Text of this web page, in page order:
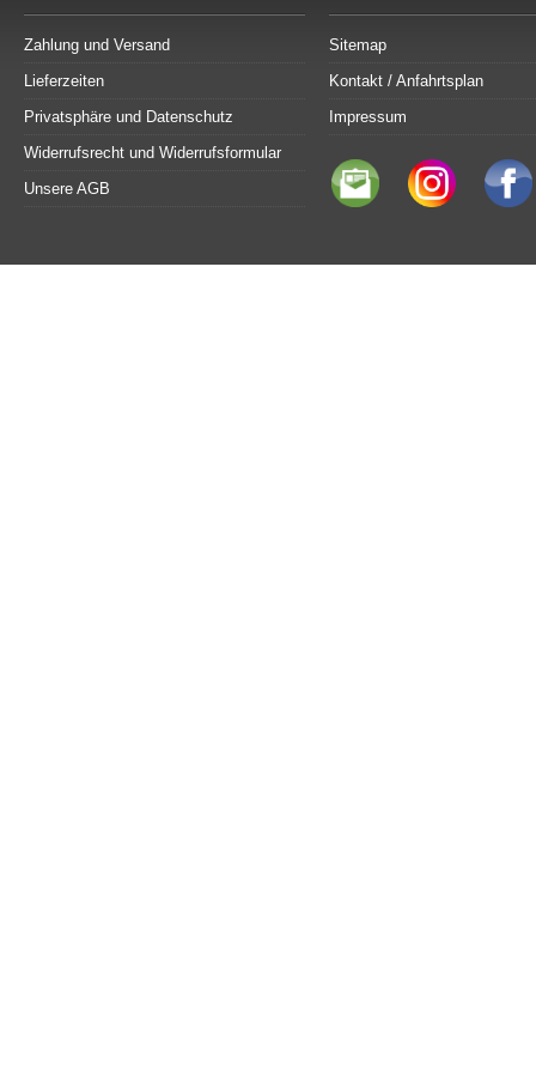
Zahlung und Versand
Lieferzeiten
Privatsphäre und Datenschutz
Widerrufsrecht und Widerrufsformular
Unsere AGB
Sitemap
Kontakt / Anfahrtsplan
Impressum